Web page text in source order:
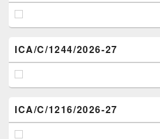
ICA/C/1244/2026-27
ICA/C/1216/2026-27